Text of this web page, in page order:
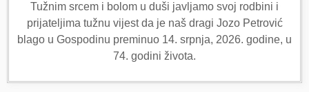
Tužnim srcem i bolom u duši javljamo svoj rodbini i
prijateljima tužnu vijest da je naš dragi Jozo Petrović
blago u Gospodinu preminuo 14. srpnja, 2026. godine, u
74. godini života.